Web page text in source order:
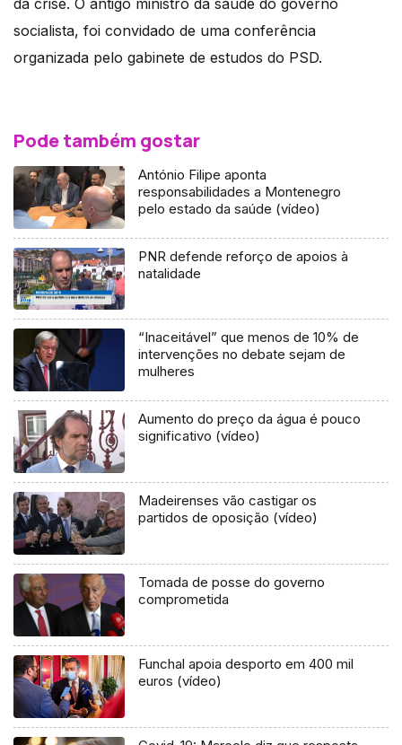
socialista, foi convidado de uma conferência
organizada pelo gabinete de estudos do PSD.
Pode também gostar
António Filipe aponta
responsabilidades a Montenegro
pelo estado da saúde (vídeo)
PNR defende reforço de apoios à
natalidade
“Inaceitável” que menos de 10% de
intervenções no debate sejam de
mulheres
Aumento do preço da água é pouco
significativo (vídeo)
Madeirenses vão castigar os
partidos de oposição (vídeo)
Tomada de posse do governo
comprometida
Funchal apoia desporto em 400 mil
euros (vídeo)